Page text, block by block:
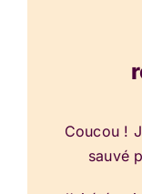
Coucou !
sauvé